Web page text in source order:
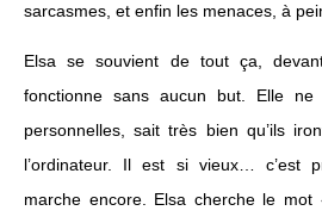
sarcasmes, et enfin les menaces, à
Elsa se souvient de tout ça,
fonctionne sans aucun but. Elle
personnelles, sait très bien qu’ils
l’ordinateur. Il est si vieux… c’est
marche encore. Elsa cherche le